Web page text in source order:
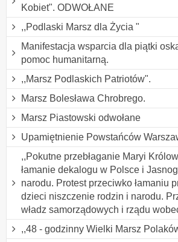
Kobiet". ODWOŁANE
,,Podlaski Marsz dla Życia "
Manifestacja wsparcia dla piątki
pomoc humanitarną.
,,Marsz Podlaskich Patriotów".
Marsz Bolesława Chrobrego.
Marsz Piastowski odwołane
Upamiętnienie Powstańców
,,Pokutne przebłaganie Maryi
łamanie dekalogu w Polsce i
narodu. Protest przeciwko łamaniu
dzieci niszczenie rodzin i narodu.
władz samorządowych i rządu
,,48 - godzinny Wielki Marsz